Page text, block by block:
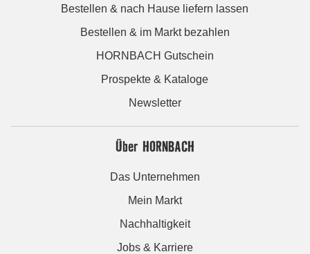
Bestellen & nach Hause liefern lassen
Bestellen & im Markt bezahlen
HORNBACH Gutschein
Prospekte & Kataloge
Newsletter
Über HORNBACH
Das Unternehmen
Mein Markt
Nachhaltigkeit
Jobs & Karriere